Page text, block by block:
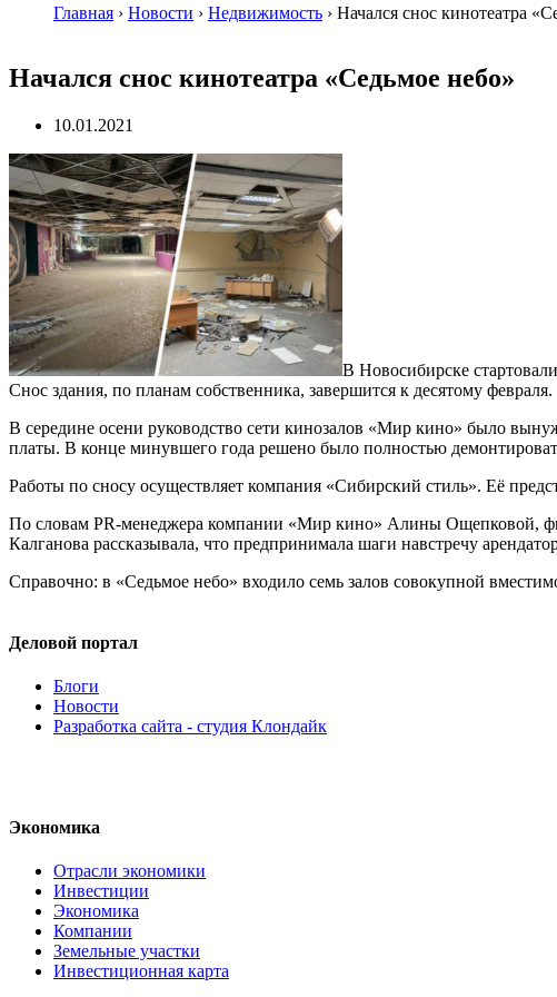
Главная › Новости › Недвижимость › Начался снос кинотеатра
Начался снос кинотеатра «Седьмое небо»
10.01.2021
В Новосибирске
Снос здания, по планам собственника, завершится к десятому февраля.
В середине осени руководство сети кинозалов «Мир кино» было
платы. В конце минувшего года решено было полностью
Работы по сносу осуществляет компания «Сибирский стиль». Её
По словам PR-менеджера компании «Мир кино» Алины Ощепковой,
Калганова рассказывала, что предпринимала шаги навстречу
Справочно: в «Седьмое небо» входило семь залов совокупной
Деловой портал
Блоги
Новости
Разработка сайта - студия Клондайк
Экономика
Отрасли экономики
Инвестиции
Экономика
Компании
Земельные участки
Инвестиционная карта